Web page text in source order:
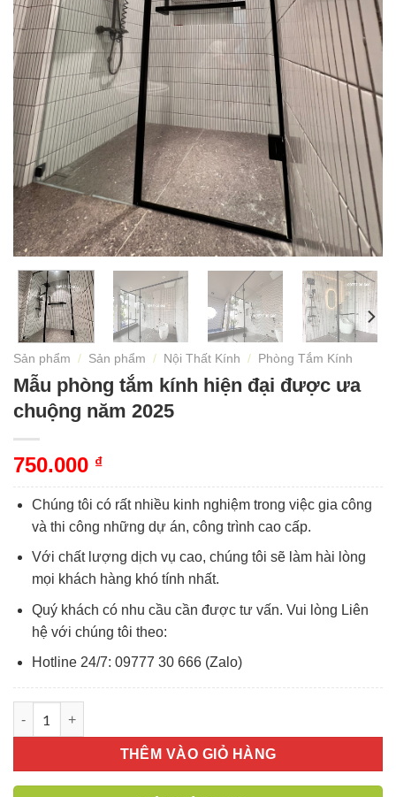
Sản phẩm / Sản phẩm / Nội Thất Kính / Phòng Tắm Kính
Mẫu phòng tắm kính hiện đại được ưa
chuộng năm 2025
750.000 ₫
Chúng tôi có rất nhiều kinh nghiệm trong việc gia công
và thi công những dự án, công trình cao cấp.
Với chất lượng dịch vụ cao, chúng tôi sẽ làm hài lòng
mọi khách hàng khó tính nhất.
Quý khách có nhu cầu cần được tư vấn. Vui lòng Liên
hệ với chúng tôi theo:
Hotline 24/7: 09777 30 666 (Zalo)
THÊM VÀO GIỎ HÀNG